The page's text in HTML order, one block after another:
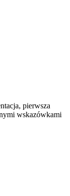
pierwsza
wskazówkami